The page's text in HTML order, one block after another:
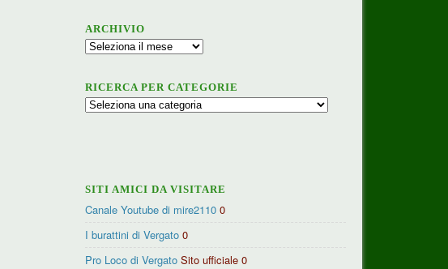
ARCHIVIO
Archivio
RICERCA PER CATEGORIE
Ricerca
SITI AMICI DA VISITARE
Canale Youtube di mire2110 0
I burattini di Vergato 0
Pro Loco di Vergato Sito ufficiale 0